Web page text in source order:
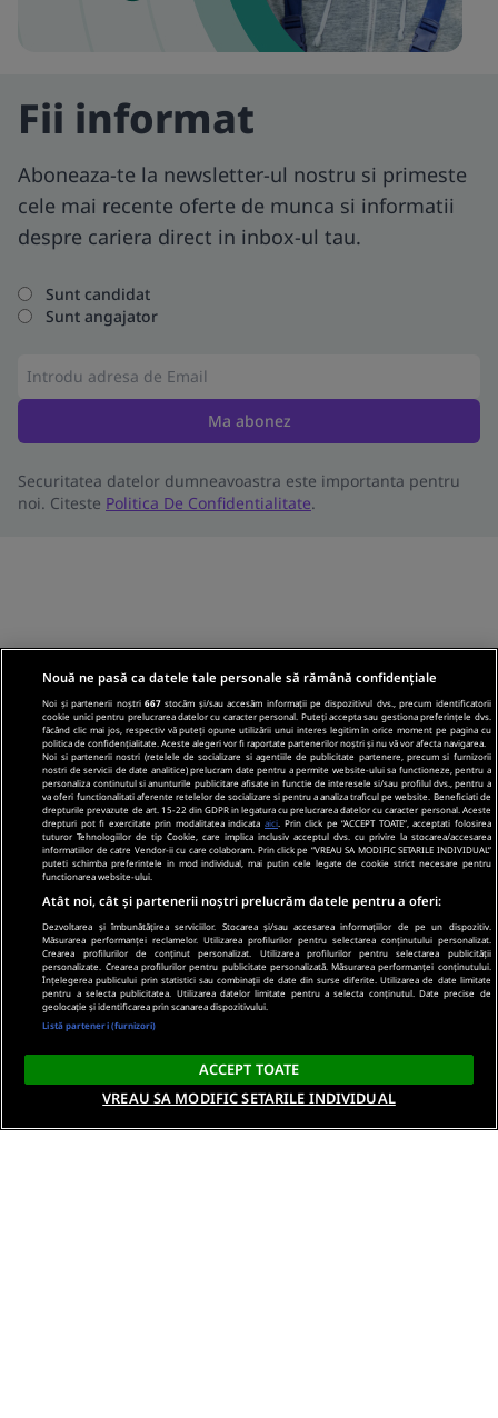
Fii informat
Aboneaza-te la newsletter-ul nostru si primeste
cele mai recente oferte de munca si informatii
despre cariera direct in inbox-ul tau.
Sunt candidat
Sunt angajator
Ma abonez
Securitatea datelor dumneavoastra este importanta pentru
noi. Citeste Politica De Confidentialitate.
Nouă ne pasă ca datele tale personale să rămână confidențiale
Noi și partenerii noștri667 stocăm și/sau accesăm informații pe dispozitivul dvs., precum identificatorii
cookie unici pentru prelucrarea datelor cu caracter personal. Puteți accepta sau gestiona preferințele dvs.
făcând clic mai jos, respectiv vă puteți opune utilizării unui interes legitim în orice moment pe pagina cu
politica de confidențialitate. Aceste alegeri vor fi raportate partenerilor noștri și nu vă vor afecta navigarea.
Noi si partenerii nostri (retelele de socializare si agentiile de publicitate partenere, precum si furnizorii
nostri de servicii de date analitice) prelucram date pentru a permite website-ului sa functioneze, pentru a
personaliza continutul si anunturile publicitare afisate in functie de interesele si/sau profilul dvs., pentru a
va oferi functionalitati aferente retelelor de socializare si pentru a analiza traficul pe website. Beneficiati de
drepturile prevazute de art. 15-22 din GDPR in legatura cu prelucrarea datelor cu caracter personal. Aceste
drepturi pot fi exercitate prin modalitatea indicata aici . Prin click pe “ACCEPT TOATE”, acceptati folosirea
tuturor Tehnologiilor de tip Cookie, care implica inclusiv acceptul dvs. cu privire la stocarea/accesarea
informatiilor de catre Vendor-ii cu care colaboram. Prin click pe “VREAU SA MODIFIC SETARILE INDIVIDUAL”
puteti schimba preferintele in mod individual, mai putin cele legate de cookie strict necesare pentru
functionarea website-ului.
Atât noi, cât și partenerii noștri prelucrăm datele pentru a oferi:
Dezvoltarea și îmbunătățirea serviciilor. Stocarea și/sau accesarea informațiilor de pe un dispozitiv.
Măsurarea performanței reclamelor. Utilizarea profilurilor pentru selectarea conținutului personalizat.
Crearea profilurilor de conținut personalizat. Utilizarea profilurilor pentru selectarea publicității
personalizate. Crearea profilurilor pentru publicitate personalizată. Măsurarea performanței conținutului.
Înțelegerea publicului prin statistici sau combinații de date din surse diferite. Utilizarea de date limitate
pentru a selecta publicitatea. Utilizarea datelor limitate pentru a selecta conținutul. Date precise de
geolocație și identificarea prin scanarea dispozitivului.
Listă parteneri (furnizori)
ACCEPT TOATE
VREAU SA MODIFIC SETARILE INDIVIDUAL